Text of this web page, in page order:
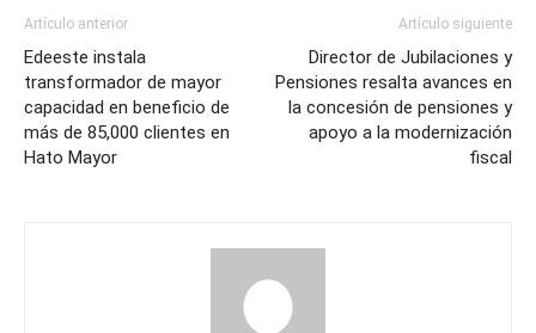
Artículo anterior
Edeeste instala
transformador de mayor
capacidad en beneficio de
más de 85,000 clientes en
Hato Mayor
Artículo siguiente
Director de Jubilaciones y
Pensiones resalta avances en
la concesión de pensiones y
apoyo a la modernización
fiscal